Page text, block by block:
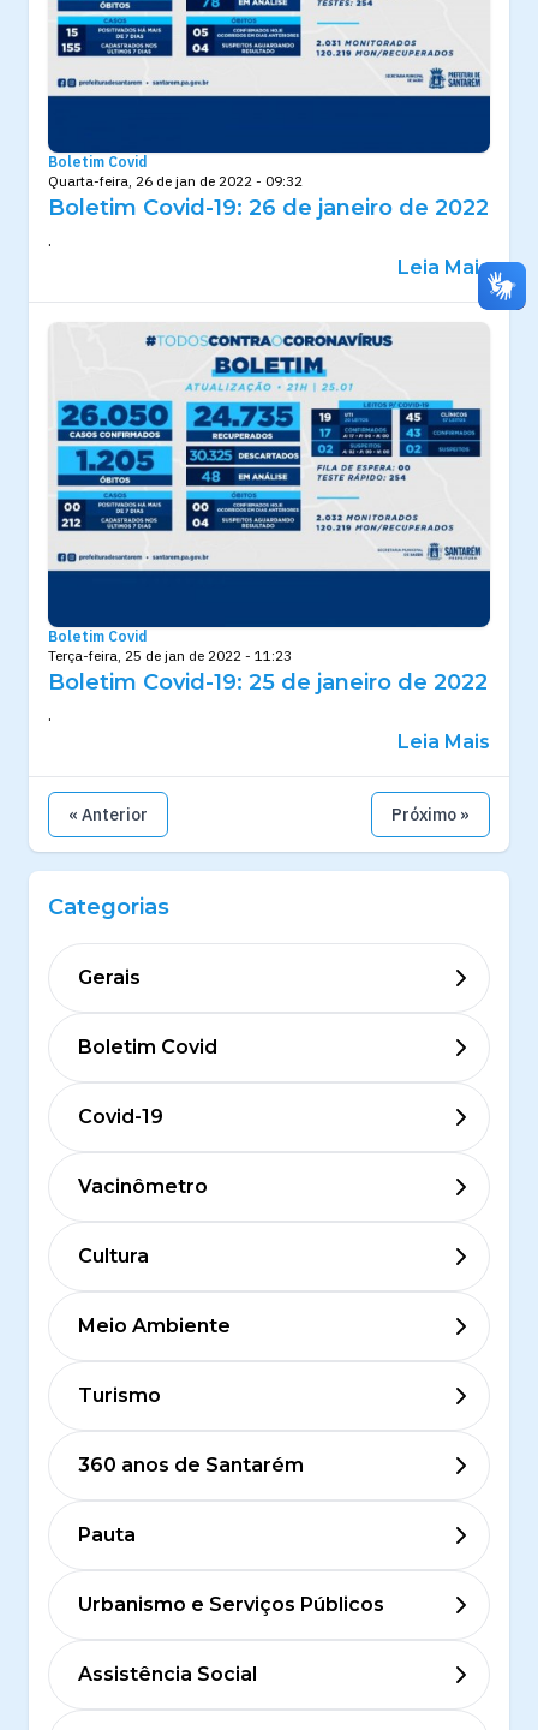
Boletim Covid
Quarta-feira, 26 de jan de 2022 - 09:32
Boletim Covid-19: 26 de janeiro de 2022
.
Leia Mais
Boletim Covid
Terça-feira, 25 de jan de 2022 - 11:23
Boletim Covid-19: 25 de janeiro de 2022
.
Leia Mais
« Anterior Próximo »
Categorias
Gerais
Boletim Covid
Covid-19
Vacinômetro
Cultura
Meio Ambiente
Turismo
360 anos de Santarém
Pauta
Urbanismo e Serviços Públicos
Assistência Social